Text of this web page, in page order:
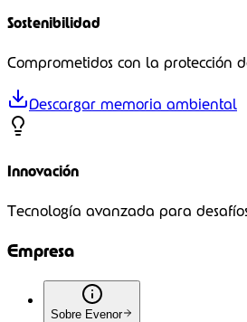
Sostenibilidad
Comprometidos con la protección
Descargar memoria ambiental
Innovación
Tecnología avanzada para
Empresa
Sobre Evenor